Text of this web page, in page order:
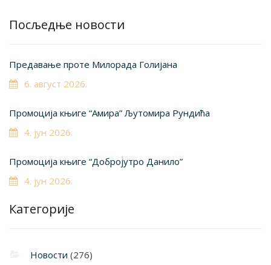
Посљедње новости
Предавање проте Милорада Голијана
6. август 2026.
Промоција књиге “Амира” Љутомира Рундића
4. јун 2026.
Промоција књиге “Добројутро Данило”
4. јун 2026.
Категорије
Новости (276)